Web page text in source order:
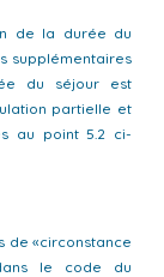
de la durée du
supplémentaires
du séjour est
partielle et
au point 5.2 ci-
de «circonstance
le code du